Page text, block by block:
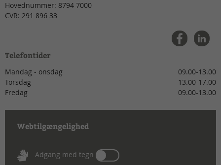
Hovednummer: 8794 7000
CVR: 291 896 33
Telefontider
Mandag - onsdag
09.00-13.00
Torsdag
13.00-17.00
Fredag
09.00-13.00
Webtilgængelighed
Adgang med tegn Tænd